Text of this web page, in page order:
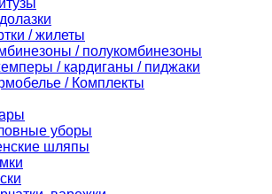
/ жилеты
/ полукомбинезоны
/ кардиганы / пиджаки
/ Комплекты
уборы
шляпы